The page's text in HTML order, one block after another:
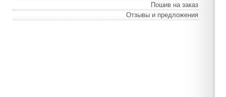
Пошив на заказ
Отзывы и предложения